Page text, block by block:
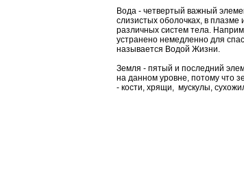
Вода - четвертый важный
слизистых оболочках, в
различных систем тела.
устранено немедленно для
называется Водой Жизни.
Земля - пятый и последний
на данном уровне, потому что
- кости, хрящи, мускулы,